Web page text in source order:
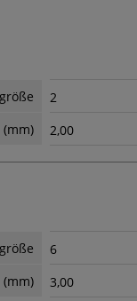
2
2,00
6
3,00